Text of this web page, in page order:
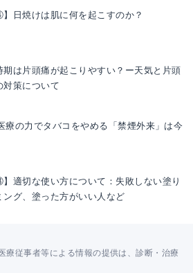
】日焼けは肌に何を起こすのか？
期は片頭痛が起こりやすい？ー天気と片頭
対策について
療の力でタバコをやめる「禁煙外来」は今
】適切な使い方について：失敗しない塗り
ング、塗った方がいい人など
療従事者等による情報の提供は、診断・治療